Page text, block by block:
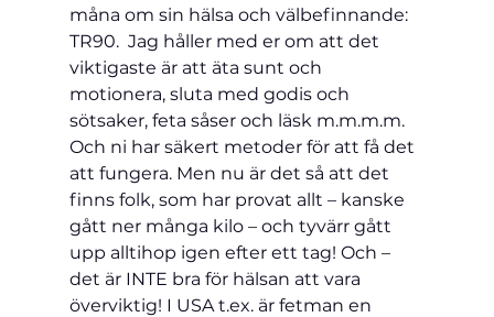
måna om sin hälsa och välbefinnande:
TR90.  Jag håller med er om att det
viktigaste är att äta sunt och
motionera, sluta med godis och
sötsaker, feta såser och läsk m.m.m.m.
Och ni har säkert metoder för att få det
att fungera. Men nu är det så att det
finns folk, som har provat allt – kanske
gått ner många kilo – och tyvärr gått
upp alltihop igen efter ett tag! Och –
det är INTE bra för hälsan att vara
överviktig! I USA t.ex. är fetman en